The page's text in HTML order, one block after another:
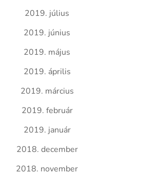
2019. július
2019. június
2019. május
2019. április
2019. március
2019. február
2019. január
2018. december
2018. november